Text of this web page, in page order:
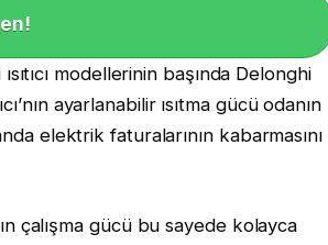
modellerinin başında Delonghi
ayarlanabilir ısıtma gücü odanın
elektrik faturalarının kabarmasını
çalışma gücü bu sayede kolayca